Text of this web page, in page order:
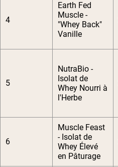
4
Earth Fed
Muscle -
"Whey Back"
Vanille
5
NutraBio -
Isolat de
Whey Nourri à
l'Herbe
6
Muscle Feast
- Isolat de
Whey Élevé
en Pâturage